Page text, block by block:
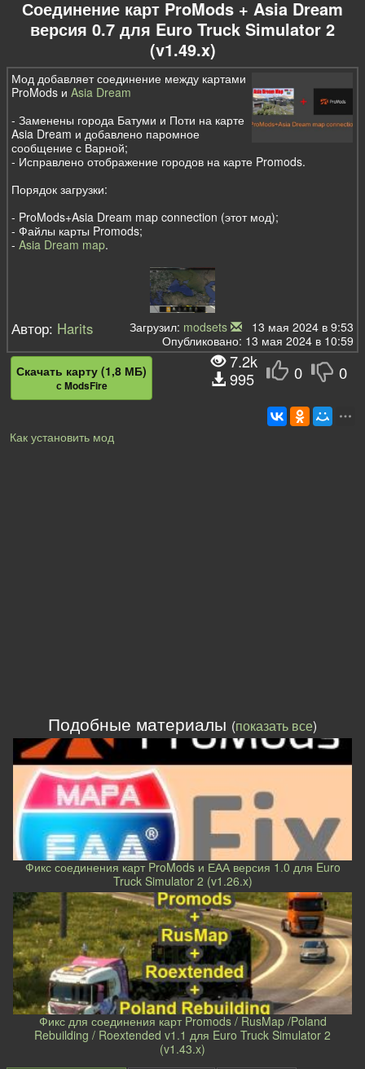
Соединение карт ProMods + Asia Dream
версия 0.7 для Euro Truck Simulator 2
(v1.49.x)
Мод добавляет соединение между картами
ProMods иAsia Dream
- Заменены города Батуми и Поти на карте
Asia Dream и добавлено паромное
сообщение с Варной;
- Исправлено отображение городов на карте Promods.
Порядок загрузки:
- ProMods+Asia Dream map connection (этот мод);
- Файлы карты Promods;
-Asia Dream map.
Автор: Harits Загрузил: modsets
13 мая 2024 в 9:53
Опубликовано: 13 мая 2024 в 10:59
0 0
Скачать карту (1,8 МБ)
с ModsFire
7.2k
995
Как установить мод
Подобные материалы (показать все)
Фикс соединения карт ProMods и ЕАА версия 1.0 для Euro
Truck Simulator 2 (v1.26.x)
Фикс для соединения карт Promods / RusMap /Poland
Rebuilding / Roextended v1.1 для Euro Truck Simulator 2
(v1.43.x)